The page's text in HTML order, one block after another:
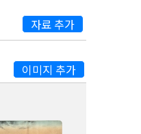
자료 추가
이미지 추가